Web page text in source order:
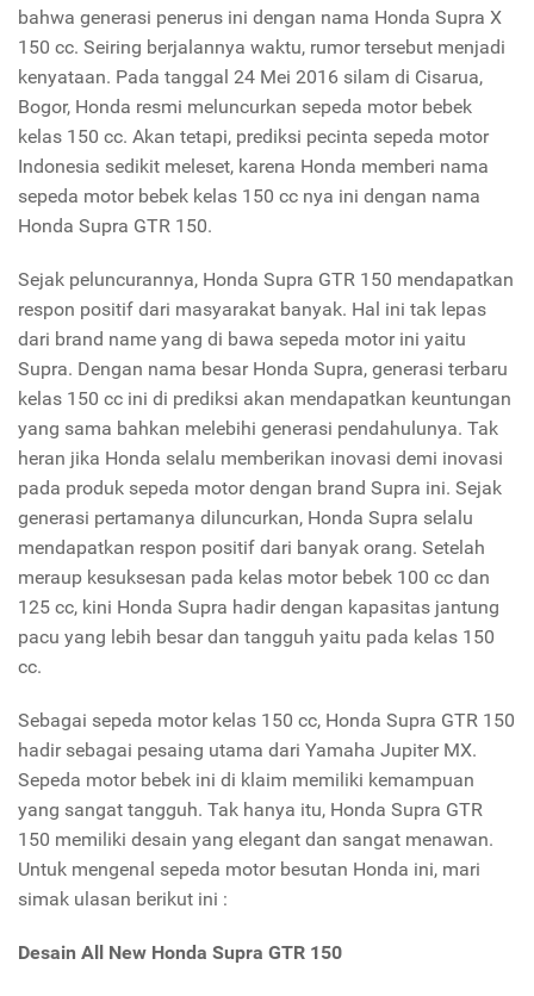
bahwa generasi penerus ini dengan nama Honda Supra X
150 cc. Seiring berjalannya waktu, rumor tersebut menjadi
kenyataan. Pada tanggal 24 Mei 2016 silam di Cisarua,
Bogor, Honda resmi meluncurkan sepeda motor bebek
kelas 150 cc. Akan tetapi, prediksi pecinta sepeda motor
Indonesia sedikit meleset, karena Honda memberi nama
sepeda motor bebek kelas 150 cc nya ini dengan nama
Honda Supra GTR 150.
Sejak peluncurannya, Honda Supra GTR 150 mendapatkan
respon positif dari masyarakat banyak. Hal ini tak lepas
dari brand name yang di bawa sepeda motor ini yaitu
Supra. Dengan nama besar Honda Supra, generasi terbaru
kelas 150 cc ini di prediksi akan mendapatkan keuntungan
yang sama bahkan melebihi generasi pendahulunya. Tak
heran jika Honda selalu memberikan inovasi demi inovasi
pada produk sepeda motor dengan brand Supra ini. Sejak
generasi pertamanya diluncurkan, Honda Supra selalu
mendapatkan respon positif dari banyak orang. Setelah
meraup kesuksesan pada kelas motor bebek 100 cc dan
125 cc, kini Honda Supra hadir dengan kapasitas jantung
pacu yang lebih besar dan tangguh yaitu pada kelas 150
cc.
Sebagai sepeda motor kelas 150 cc, Honda Supra GTR 150
hadir sebagai pesaing utama dari Yamaha Jupiter MX.
Sepeda motor bebek ini di klaim memiliki kemampuan
yang sangat tangguh. Tak hanya itu, Honda Supra GTR
150 memiliki desain yang elegant dan sangat menawan.
Untuk mengenal sepeda motor besutan Honda ini, mari
simak ulasan berikut ini :
Desain All New Honda Supra GTR 150